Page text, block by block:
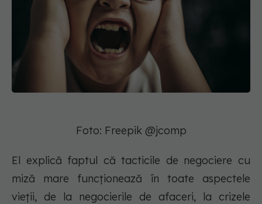
Foto: Freepik @jcomp
El explică faptul că tacticile de negociere cu
miză mare funcționează în toate aspectele
vieții, de la negocierile de afaceri, la crizele